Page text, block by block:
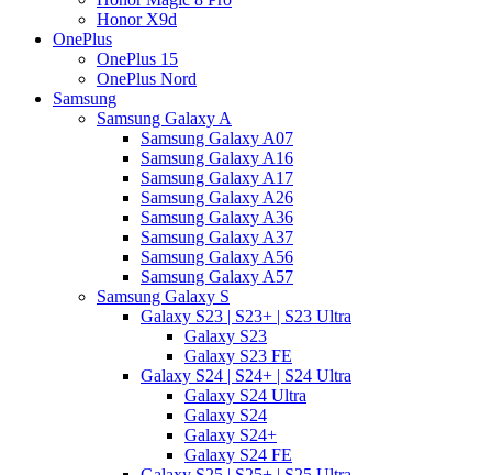
Honor X9d
OnePlus
OnePlus 15
OnePlus Nord
Samsung
Samsung Galaxy A
Samsung Galaxy A07
Samsung Galaxy A16
Samsung Galaxy A17
Samsung Galaxy A26
Samsung Galaxy A36
Samsung Galaxy A37
Samsung Galaxy A56
Samsung Galaxy A57
Samsung Galaxy S
Galaxy S23 | S23+ | S23 Ultra
Galaxy S23
Galaxy S23 FE
Galaxy S24 | S24+ | S24 Ultra
Galaxy S24 Ultra
Galaxy S24
Galaxy S24+
Galaxy S24 FE